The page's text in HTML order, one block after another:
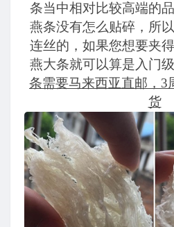
条当中相对比较高端的
燕条没有怎么贴碎，所
连丝的，如果您想要夹
燕大条就可以算是入门级
条需要马来西亚直邮，3
货